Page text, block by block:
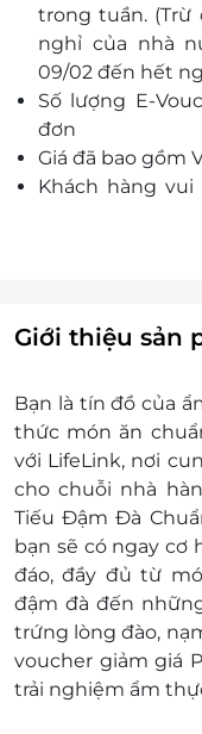
Đà Nẵng
33 Nguyễn Văn
Nẵng
trong tuần. (Trừ
nghỉ của nhà
09/02 đến hết
Số lượng E-
đơn
Giá đã bao gồm
Khách hàng
128 Cao
17 Nguyễn
HCM
Vấp
221 Phan
Nhuận
40A Đường
136 Vũ
Cầu Giấy, Hà
33 Nguyễn
Châu, Đà
255 Khánh
92 Đồng Nai,
Hồ Chí Minh
Giới thiệu sản
Bạn là tín đồ của
thức món ăn
với LifeLink, nơi
cho chuỗi nhà
Tiếu Đậm Đà
bạn sẽ có ngay cơ
đáo, đầy đủ từ
đậm đà đến
trứng lòng đào,
voucher giảm giá
trải nghiệm ẩm